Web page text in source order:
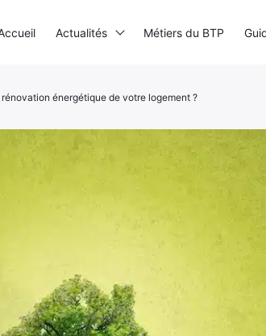
énergétique de votre logement ?
Actualités Métiers du BTP